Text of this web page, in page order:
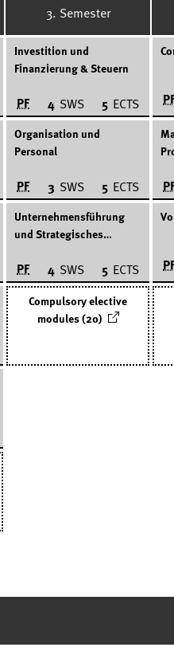
3. Semester
Investition und
Finanzierung & Steuern
PF 4 SWS 5 ECTS
Organisation und
Personal
PF 3 SWS 5 ECTS
Unternehmensführung
und Strategisches
PF 4 SWS 5 ECTS
Compulsory elective
modules (20)